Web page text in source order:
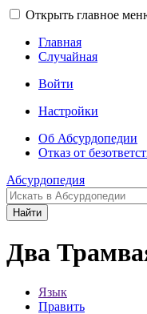
Открыть главное
Главная
Случайная
Войти
Настройки
Об Абсурдопедии
Отказ от
Абсурдопедия
Найти
Два
Язык
Править